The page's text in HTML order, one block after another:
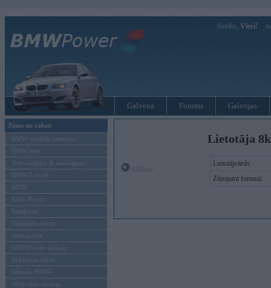
Sveiks, Viesi!
Galvenā Forums Galerijas
Ziņas un raksti
BMW modeļu jaunumi
BMW testi
Tehnoloģijas & sasniegumi
BMW Latvijā
MINI
Rolls-Royce
Pasākumi
Vadāmības tests
Autosports
BMWPower aktuāli
Reklāmas raksti
Mēneša BMW
Sērijveida tūnings
Lietotāja
Lietotājvārds:
Ziņojumi forumā: